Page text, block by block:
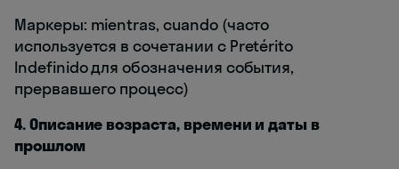
Маркеры: mientras, cuando (часто
используется в сочетании с Pretérito
Indefinido для обозначения события,
прервавшего процесс)
4. Описание возраста, времени и даты в
прошлом